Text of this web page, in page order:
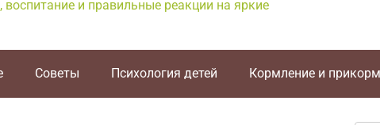
и правильные реакции на яркие
Советы Психология детей Кормление и прикорм